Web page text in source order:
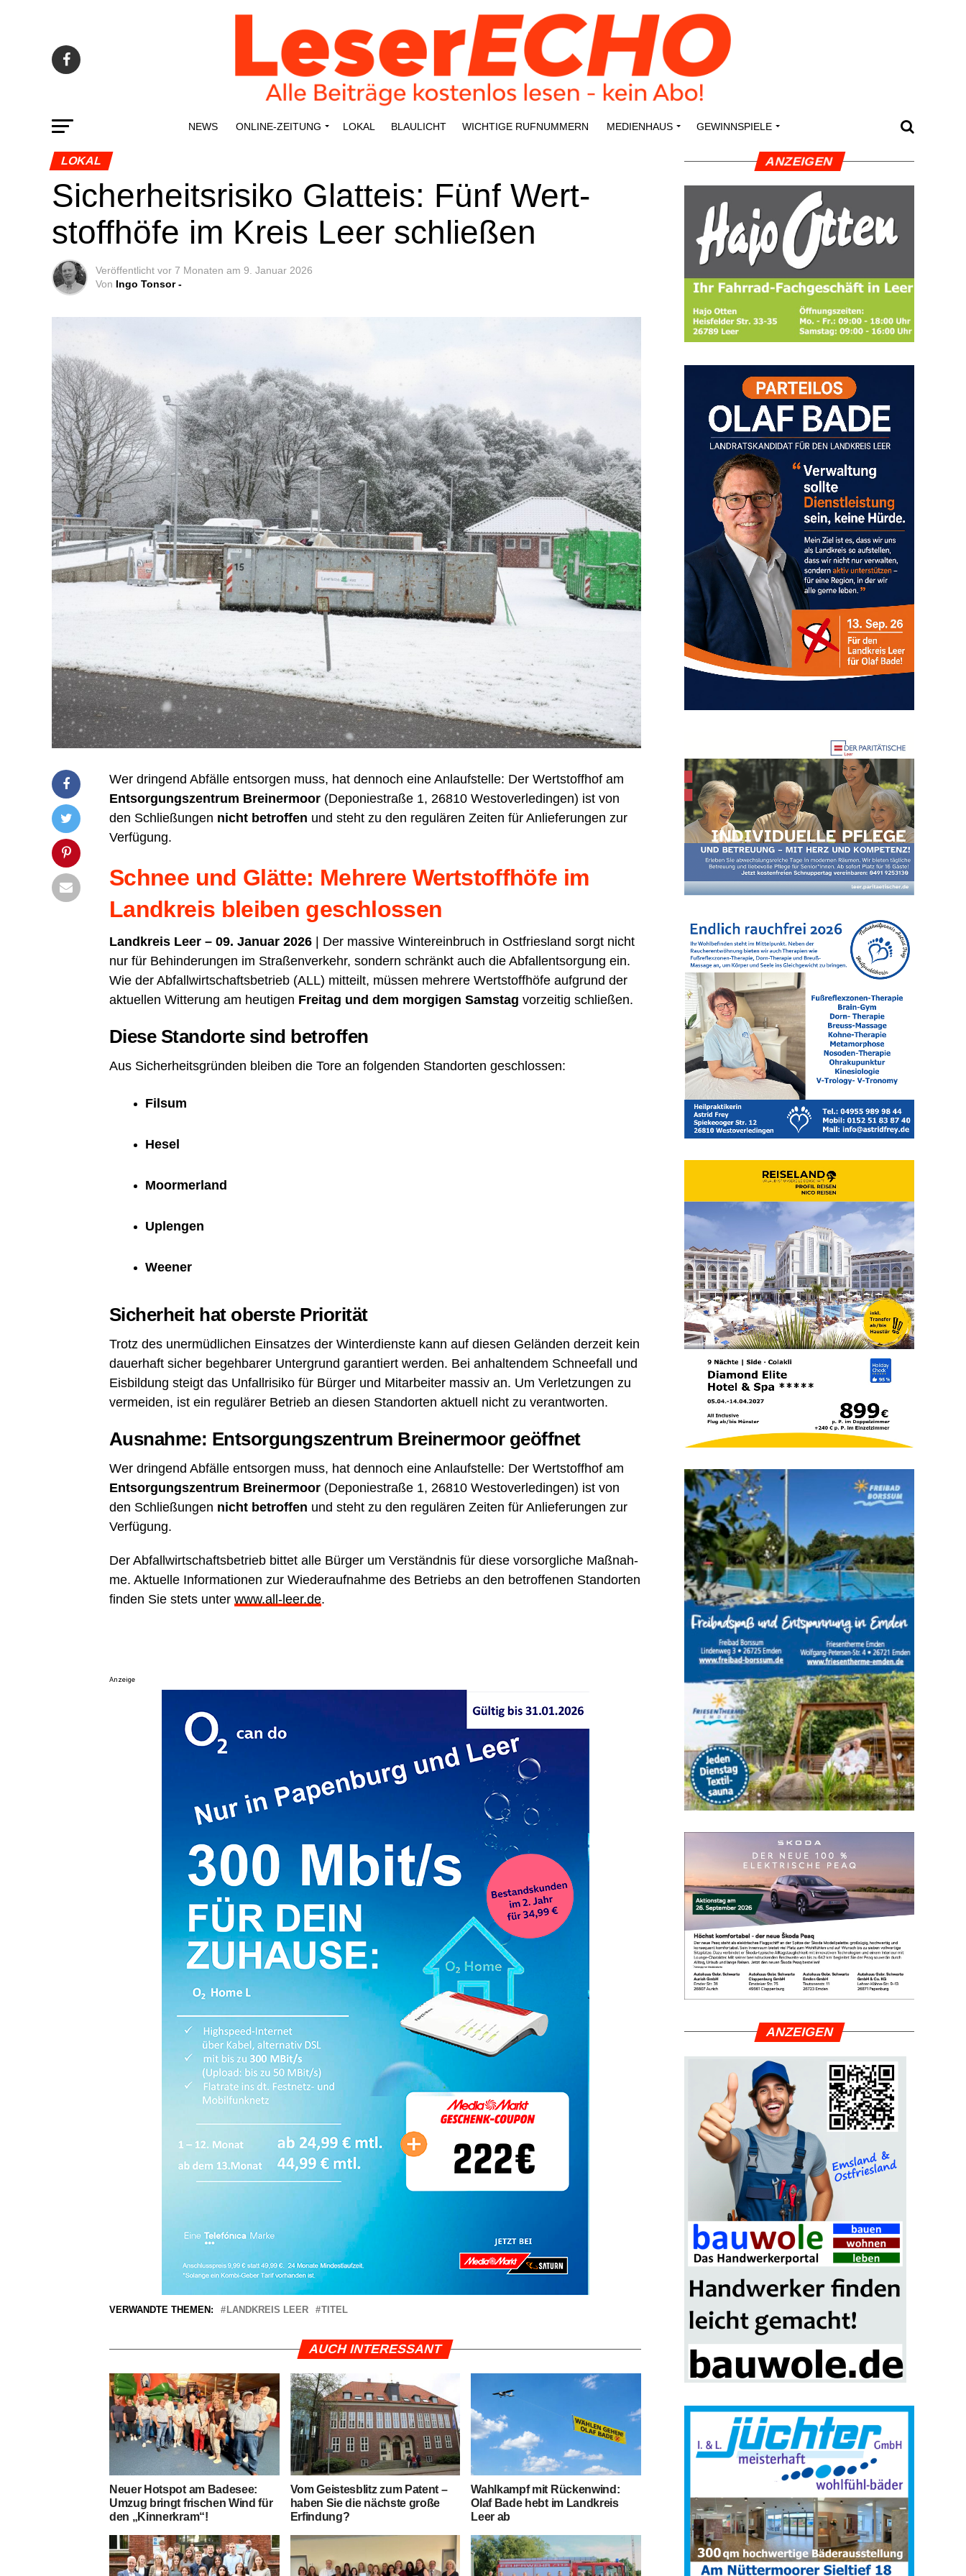
NEWS ONLINE-ZEI­­TUNG LOKAL BLAU­LICHT WICH­TI­GE RUFNUMMERN MEDI­EN­HAUS GEWINN­SPIE­LE
LOKAL
Sicher­heits­ri­si­ko Glatt­eis: Fünf Wert­
stoff­hö­fe im Kreis Leer schließen
Veröffentlicht vor 7 Monaten am 9. Januar 2026
Von Ingo Tonsor -
Wer drin­gend Abfäl­le ent­sor­gen muss, hat den­noch eine Anlauf­stel­le: Der Wert­stoff­hof am
Ent­sor­gungs­zen­trum Brei­ner­moor (Depo­nie­stra­ße 1, 26810 Wes­t­ov­er­le­din­gen) ist von
den Schlie­ßun­gen nicht betrof­fen und steht zu den regu­lä­ren Zei­ten für Anlie­fe­run­gen zur
Verfügung.
Schnee und Glät­te: Meh­re­re Wert­stoff­hö­fe im
Land­kreis blei­ben geschlossen
Land­kreis Leer – 09. Janu­ar 2026 | Der mas­si­ve Win­ter­ein­bruch in Ost­fries­land sorgt nicht
nur für Behin­de­run­gen im Stra­ßen­ver­kehr, son­dern schränkt auch die Abfall­ent­sor­gung ein.
Wie der Abfall­wirt­schafts­be­trieb (ALL) mit­teilt, müs­sen meh­re­re Wert­stoff­hö­fe auf­grund der
aktu­el­len Wit­te­rung am heu­ti­gen Frei­tag und dem mor­gi­gen Sams­tag vor­zei­tig schließen.
Die­se Stand­or­te sind betroffen
Aus Sicher­heits­grün­den blei­ben die Tore an fol­gen­den Stand­or­ten geschlossen:
Fils­um
Hesel
Moorm­er­land
Uple­n­gen
Wee­ner
Sicher­heit hat obers­te Priorität
Trotz des uner­müd­li­chen Ein­sat­zes der Win­ter­diens­te kann auf die­sen Gelän­den der­zeit kein
dau­er­haft sicher begeh­ba­rer Unter­grund garan­tiert wer­den. Bei anhal­ten­dem Schnee­fall und
Eis­bil­dung steigt das Unfall­ri­si­ko für Bür­ger und Mit­ar­bei­ter mas­siv an. Um Ver­let­zun­gen zu
ver­mei­den, ist ein regu­lä­rer Betrieb an die­sen Stand­or­ten aktu­ell nicht zu verantworten.
Aus­nah­me: Ent­sor­gungs­zen­trum Brei­ner­moor geöffnet
Wer drin­gend Abfäl­le ent­sor­gen muss, hat den­noch eine Anlauf­stel­le: Der Wert­stoff­hof am
Ent­sor­gungs­zen­trum Brei­ner­moor (Depo­nie­stra­ße 1, 26810 Wes­t­ov­er­le­din­gen) ist von
den Schlie­ßun­gen nicht betrof­fen und steht zu den regu­lä­ren Zei­ten für Anlie­fe­run­gen zur
Verfügung.
Der Abfall­wirt­schafts­be­trieb bit­tet alle Bür­ger um Ver­ständ­nis für die­se vor­sorg­li­che Maß­nah­
me. Aktu­el­le Infor­ma­tio­nen zur Wie­der­auf­nah­me des Betriebs an den betrof­fe­nen Stand­or­ten
fin­den Sie stets unter www.all-leer.de.
Anzeige
VERWANDTE THEMEN: LANDKREIS LEER TITEL
AUCH INTERESSANT
Neu­er Hot­spot am Bade­see:
Umzug bringt fri­schen Wind für
den „Kin­ner­kram“!
Vom Geis­tes­blitz zum Patent –
haben Sie die nächs­te gro­ße
Erfindung?
Wahl­kampf mit Rücken­wind:
Olaf Bade hebt im Land­kreis
Leer ab
ANZEI­GEN
ANZEI­GEN